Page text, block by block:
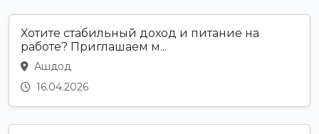
Хотите стабильный доход и питание на
работе? Приглашаем м...
Ашдод
16.04.2026